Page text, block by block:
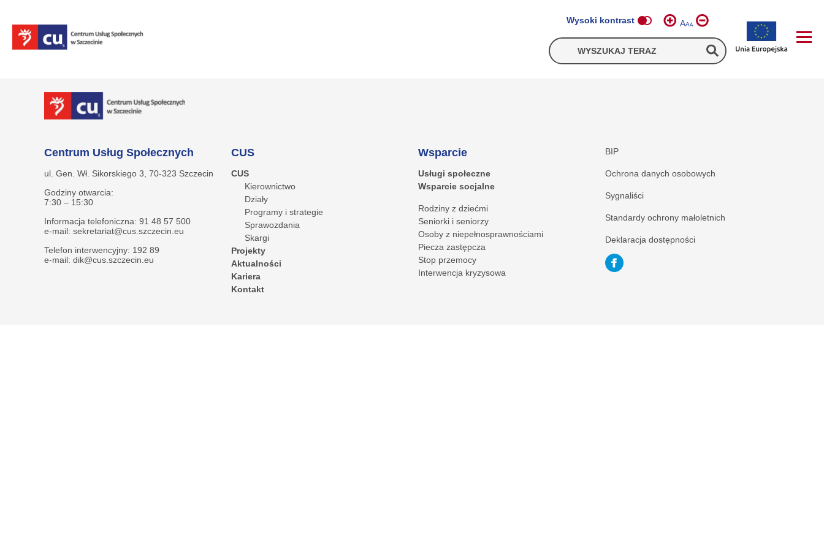
Wysoki kontrast AAA
Centrum Usług Społecznych
ul. Gen. Wł. Sikorskiego 3, 70-323 Szczecin
Godziny otwarcia:
7:30 – 15:30
Informacja telefoniczna: 91 48 57 500
e-mail: sekretariat@cus.szczecin.eu
Telefon interwencyjny: 192 89
e-mail: dik@cus.szczecin.eu
CUS
CUS
Kierownictwo
Działy
Programy i strategie
Sprawozdania
Skargi
Projekty
Aktualności
Kariera
Kontakt
Wsparcie
Usługi społeczne
Wsparcie socjalne
Rodziny z dziećmi
Seniorki i seniorzy
Osoby z niepełnosprawnościami
Piecza zastępcza
Stop przemocy
Interwencja kryzysowa
BIP
Ochrona danych osobowych
Sygnaliści
Standardy ochrony małoletnich
Deklaracja dostępności